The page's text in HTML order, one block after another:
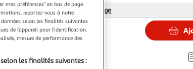
Vendu parProvence outillage
19,99€
préférences" en bas de page.
reportez-vous à notre
selon les finalités suivantes
de l’appareil pour l’identification.
mesure de performance des
les finalités suivantes :